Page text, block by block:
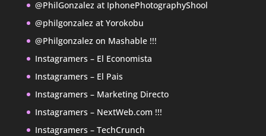
@PhilGonzalez at IphonePhotographyShool
@philgonzalez at Yorokobu
@Philgonzalez on Mashable !!!
Instagramers – El Economista
Instagramers – El Pais
Instagramers – Marketing Directo
Instagramers – NextWeb.com !!!
Instagramers – TechCrunch